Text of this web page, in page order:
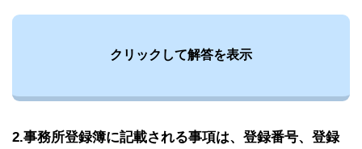
クリックして解答を表示
2.事務所登録簿に記載される事項は、登録番号、登録